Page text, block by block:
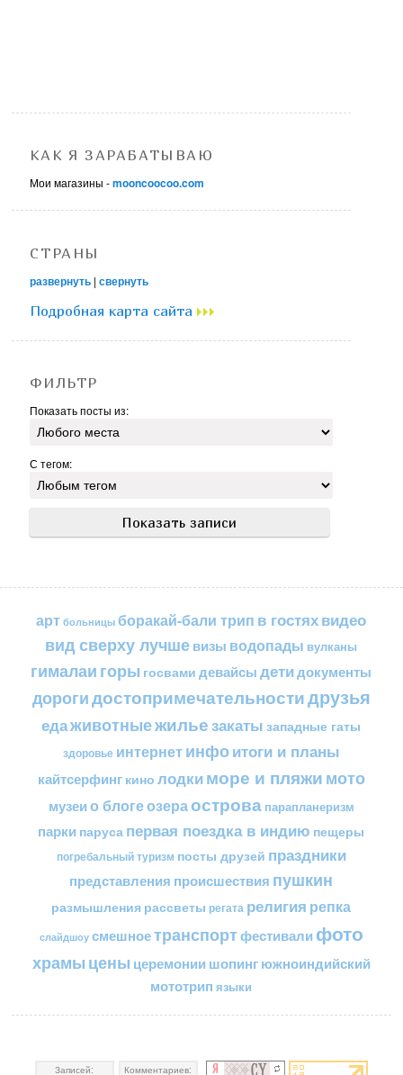
КАК Я ЗАРАБАТЫВАЮ
Мои магазины -mooncoocoo.com
СТРАНЫ
развернуть |свернуть
Подробная карта сайта
ФИЛЬТР
Показать посты из:
С тегом:
арт больницы боракай-бали трип в гостяхвидео
вид сверху лучшевизы водопады вулканы
гималаи горы госвами девайсы детидокументы
дорогидостопримечательностидрузья
едаживотныежильезакаты западные гаты
здоровье интернетинфоитоги и планы
кайтсерфинг кино лодкиморе и пляжимото
музеи о блогеозераострова парапланеризм
парки паруса первая поездка в индию пещеры
погребальный туризм посты друзей праздники
представления происшествия пушкин
размышления рассветы регата религия репка
слайдшоу смешноетранспортфестивали фото
храмы цены церемонии шопингюжноиндийский
мототрип языки
Записей: Комментариев: